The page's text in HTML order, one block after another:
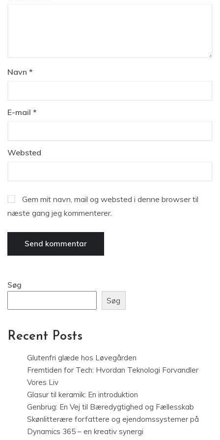
Navn *
E-mail *
Websted
Gem mit navn, mail og websted i denne browser til
næste gang jeg kommenterer.
Søg
Søg
Recent Posts
Glutenfri glæde hos Løvegården
Fremtiden for Tech: Hvordan Teknologi Forvandler
Vores Liv
Glasur til keramik: En introduktion
Genbrug: En Vej til Bæredygtighed og Fællesskab
Skønlitterære forfattere og ejendomssystemer på
Dynamics 365 – en kreativ synergi